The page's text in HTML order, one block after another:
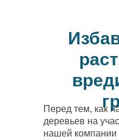
Перед тем, как
деревьев на
нашей